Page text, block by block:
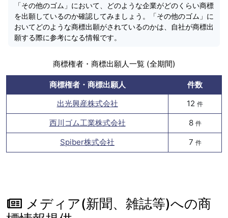
「その他のゴム」において、どのような企業がどのくらい商標
を出願しているのか確認してみましょう。「その他のゴム」に
おいてどのような商標出願がされているのかは、自社が商標出
願する際に参考になる情報です。
商標権者・商標出願人一覧 (全期間)
商標権者・商標出願人
件数
出光興産株式会社
12 件
西川ゴム工業株式会社 8 件
Spiber株式会社 7 件
メディア(新聞、雑誌等)への商